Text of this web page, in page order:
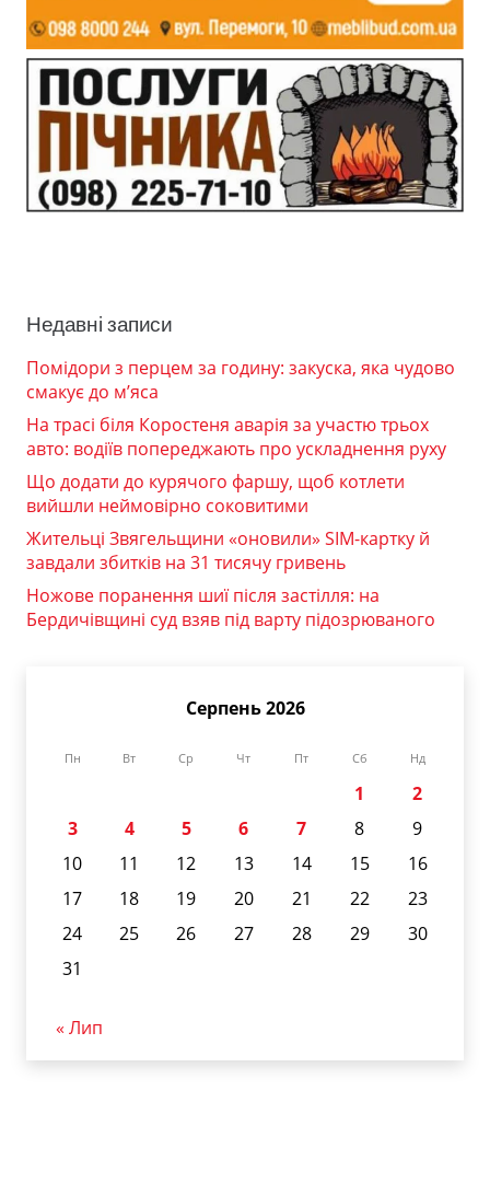
Недавні записи
Помідори з перцем за годину: закуска, яка чудово
смакує до м’яса
На трасі біля Коростеня аварія за участю трьох
авто: водіїв попереджають про ускладнення руху
Що додати до курячого фаршу, щоб котлети
вийшли неймовірно соковитими
Жительці Звягельщини «оновили» SIM-картку й
завдали збитків на 31 тисячу гривень
Ножове поранення шиї після застілля: на
Бердичівщині суд взяв під варту підозрюваного
Серпень 2026
Пн Вт Ср Чт Пт Сб Нд
1
2
3
4 5 6 7 8
9
10
11 12 13 14 15
16
17
18 19 20 21 22
23
24
25 26 27 28 29
30
31
« Лип